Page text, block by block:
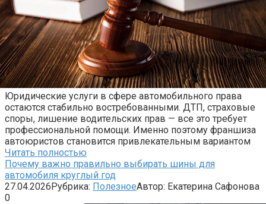
Юридические услуги в сфере автомобильного права
остаются стабильно востребованными. ДТП, страховые
споры, лишение водительских прав — все это требует
профессиональной помощи. Именно поэтому франшиза
автоюристов становится привлекательным вариантом
Читать полностью
Почему важно правильно выбирать шины для
автомобиля круглый год
27.04.2026Рубрика: ПолезноеАвтор: Екатерина Сафонова
0